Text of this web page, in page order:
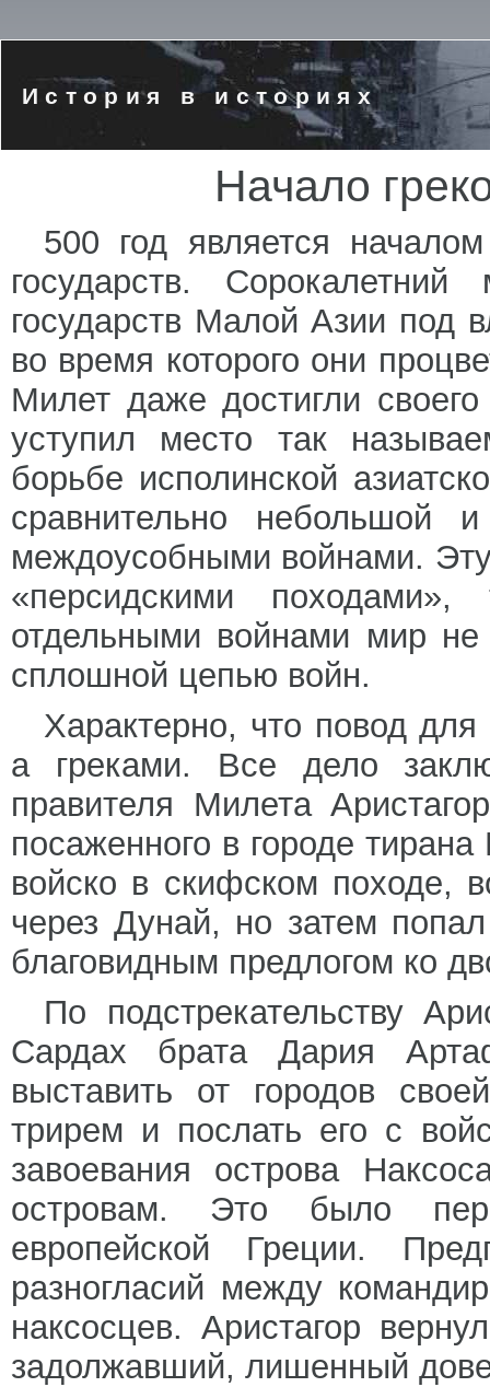
История в историях
Начало
500 год является
государств.
государств Малой Азии под
во время которого они
Милет даже достигли
уступил место так
борьбе исполинской
сравнительно небольшой
междоусобными войнами.
«персидскими
отдельными войнами мир
сплошной цепью войн.
Характерно, что повод
а греками. Все дело
правителя Милета
посаженного в городе
войско в скифском походе,
через Дунай, но затем
благовидным предлогом ко
По подстрекательству
Сардах брата Дария
выставить от городов
трирем и послать его с
завоевания острова
островам. Это было
европейской Греции.
разногласий между
наксосцев. Аристагор
задолжавший, лишенный